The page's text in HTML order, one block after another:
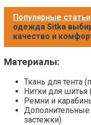
Популярные статьи
одежда Sitka
качество и
Материалы:
Ткань для тента
Нитки для
Ремни и
Дополнительные
застежки)